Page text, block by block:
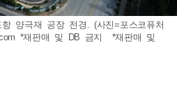
양극재 공장 전경. (사진=포스코퓨처
*재판매 및 DB 금지 *재판매 및